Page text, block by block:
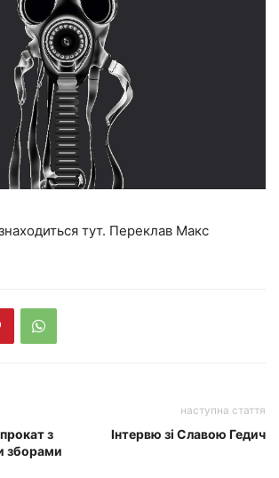
тут. Переклав Макс
прокат з
зборами
наступна стаття
Інтервю зі Славою Гедич